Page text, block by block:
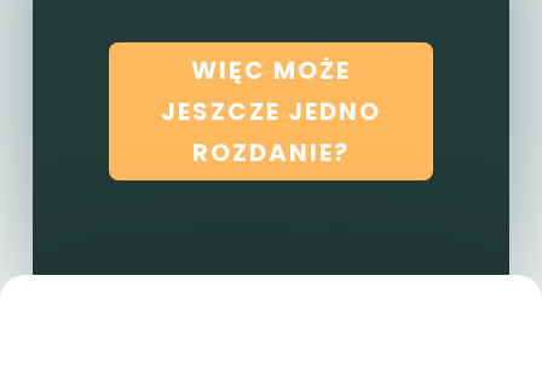
WIĘC MOŻE
JESZCZE JEDNO
ROZDANIE?